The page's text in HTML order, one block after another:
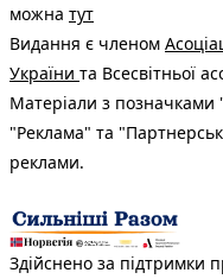
можна тут
Видання є членом
України та Всесвітньої
Матеріали з
"Реклама" та
реклами.
Здійснено за підтримки